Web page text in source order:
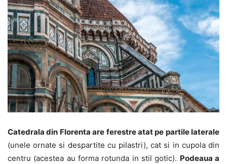
Catedrala din Florenta are ferestre atat pe partile laterale
(unele ornate si despartite cu pilastri), cat si in cupola din
centru (acestea au forma rotunda in stil gotic). Podeaua a